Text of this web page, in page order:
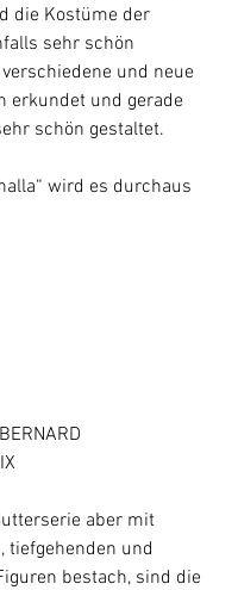
die Kostüme der
sehr schön
und neue
erkundet und gerade
schön gestaltet.
wird es durchaus
aber mit
tiefgehenden und
bestach, sind die